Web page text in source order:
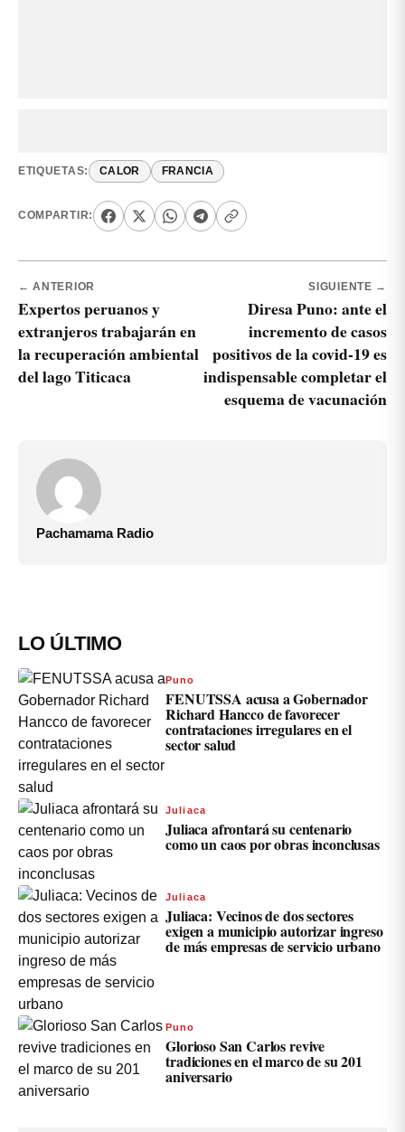
ETIQUETAS: CALOR FRANCIA
COMPARTIR:
← ANTERIOR
Expertos peruanos y
extranjeros trabajarán en
la recuperación ambiental
del lago Titicaca
SIGUIENTE →
Diresa Puno: ante el
incremento de casos
positivos de la covid-19 es
indispensable completar el
esquema de vacunación
Pachamama Radio
LO ÚLTIMO
Puno
FENUTSSA acusa a Gobernador
Richard Hancco de favorecer
contrataciones irregulares en el
sector salud
Juliaca
Juliaca afrontará su centenario
como un caos por obras inconclusas
Juliaca
Juliaca: Vecinos de dos sectores
exigen a municipio autorizar ingreso
de más empresas de servicio urbano
Puno
Glorioso San Carlos revive
tradiciones en el marco de su 201
aniversario